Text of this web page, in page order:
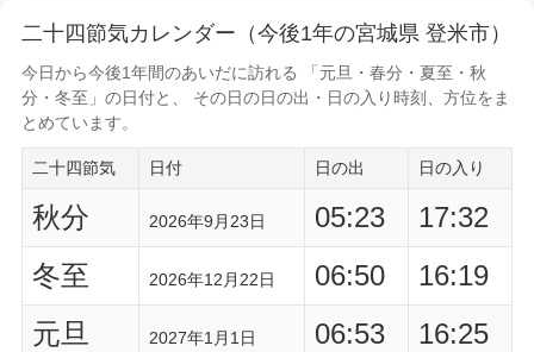
二十四節気カレンダー（今後1年の宮城県 登米市）
今日から今後1年間のあいだに訪れる 「元旦・春分・夏至・秋
分・冬至」の日付と、 その日の日の出・日の入り時刻
、方位をま
とめています。
二十四節気 日付 日の出 日の入り
秋分 2026年9月23日 05:23
17:32
冬至
2026年12月22日 06:50
16:19
元旦
2027年1月1日 06:53
16:25